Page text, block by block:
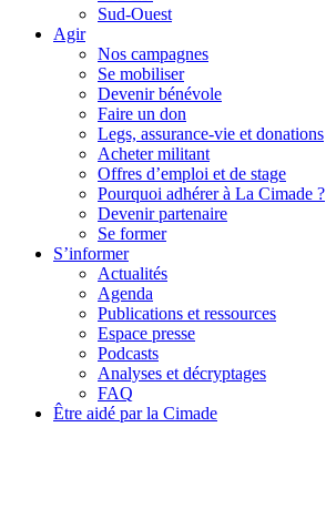
Sud-Ouest
Agir
Nos campagnes
Se mobiliser
Devenir bénévole
Faire un don
Legs, assurance-vie et donations
Acheter militant
Offres d’emploi et de stage
Pourquoi adhérer à La Cimade ?
Devenir partenaire
Se former
S’informer
Actualités
Agenda
Publications et ressources
Espace presse
Podcasts
Analyses et décryptages
FAQ
Être aidé par la Cimade